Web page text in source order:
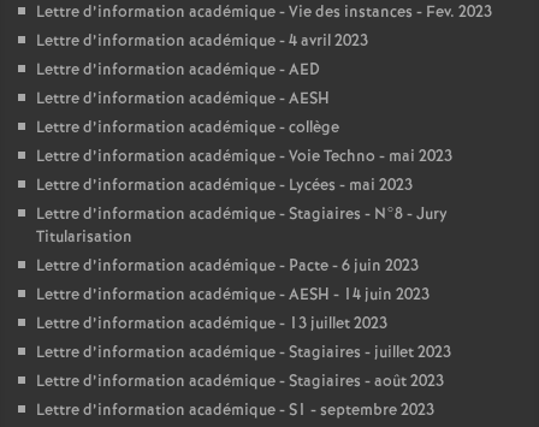
Lettre d’information académique - Vie des instances - Fev. 2023
Lettre d’information académique - 4 avril 2023
Lettre d’information académique - AED
Lettre d’information académique - AESH
Lettre d’information académique - collège
Lettre d’information académique - Voie Techno - mai 2023
Lettre d’information académique - Lycées - mai 2023
Lettre d’information académique - Stagiaires - N°8 - Jury
Titularisation
Lettre d’information académique - Pacte - 6 juin 2023
Lettre d’information académique - AESH - 14 juin 2023
Lettre d’information académique - 13 juillet 2023
Lettre d’information académique - Stagiaires - juillet 2023
Lettre d’information académique - Stagiaires - août 2023
Lettre d’information académique - S1 - septembre 2023